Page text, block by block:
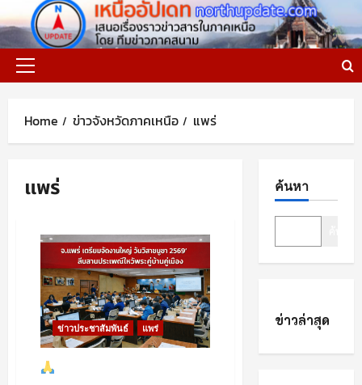
to
content
Primary
Home ข่าวจังหวัดภาคเหนือ แพร่
แพร่
ข่าวประชาสัมพันธ์ แพร่
ค้นหา
ข่าวล่าสุด